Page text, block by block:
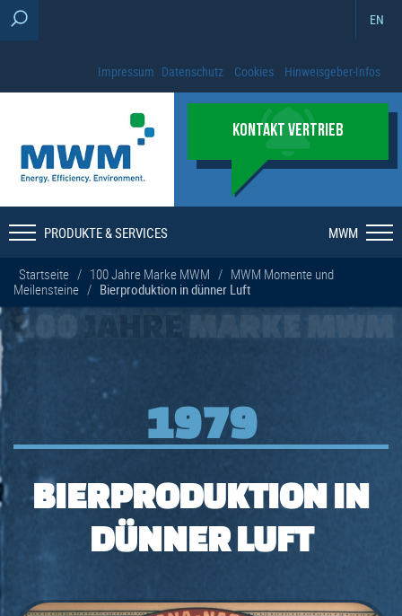
EN
Impressum Datenschutz Cookies Hinweisgeber-Infos
KONTAKT VERTRIEB
PRODUKTE & SERVICES MWM
Startseite / 100 Jahre Marke MWM / MWM Momente und
Meilensteine / Bierproduktion in dünner Luft
100 JAHRE MARKE MWM
1979
BIERPRODUKTION IN
DÜNNER LUFT